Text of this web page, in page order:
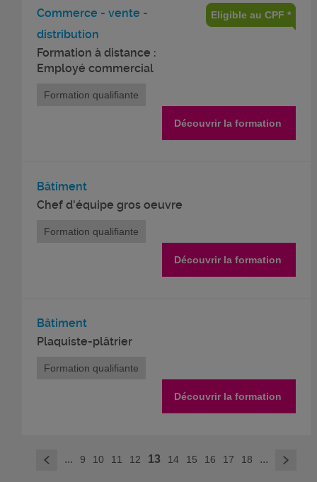
Commerce - vente -
distribution
Formation à distance :
Employé commercial
Eligible au CPF *
Formation qualifiante
Découvrir la formation
Bâtiment
Chef d'équipe gros oeuvre
Formation qualifiante
Découvrir la formation
Bâtiment
Plaquiste-plâtrier
Formation qualifiante
Découvrir la formation
< ... 9 10 11 12 13 14 15 16 17 18 ... >